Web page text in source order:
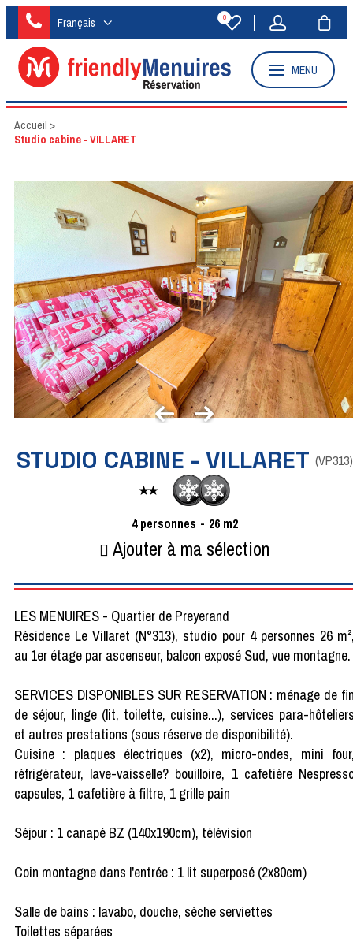
Français 0
MENU
Accueil >
Studio cabine - VILLARET
STUDIO CABINE - VILLARET (VP313)
4 personnes 26 m2
Ajouter à ma sélection
LES MENUIRES - Quartier de Preyerand
Résidence Le Villaret (N°313), studio pour 4 personnes 26
au 1er étage par ascenseur, balcon exposé Sud, vue montagne.
SERVICES DISPONIBLES SUR RESERVATION : ménage de
de séjour, linge (lit, toilette, cuisine...), services para-
et autres prestations (sous réserve de disponibilité).
Cuisine : plaques électriques (x2), micro-ondes, mini
réfrigérateur, lave-vaisselle? bouilloire, 1 cafetière
capsules, 1 cafetière à filtre, 1 grille pain
Séjour : 1 canapé BZ (140x190cm), télévision
Coin montagne dans l'entrée : 1 lit superposé (2x80cm)
Salle de bains : lavabo, douche, sèche serviettes
Toilettes séparées